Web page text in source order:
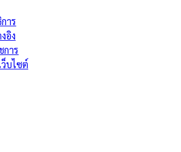
าร
อิง
การ
บไซต์